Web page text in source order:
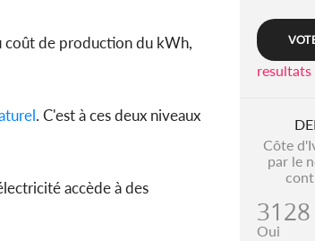
coût de production du kWh,
. C'est à ces deux niveaux
accède à des
resultats
Côte
par le
3128
Oui